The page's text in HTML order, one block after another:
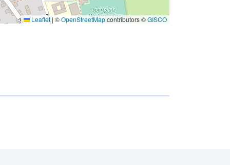
Leaflet | ©OpenStreetMapcontributors ©GISCO